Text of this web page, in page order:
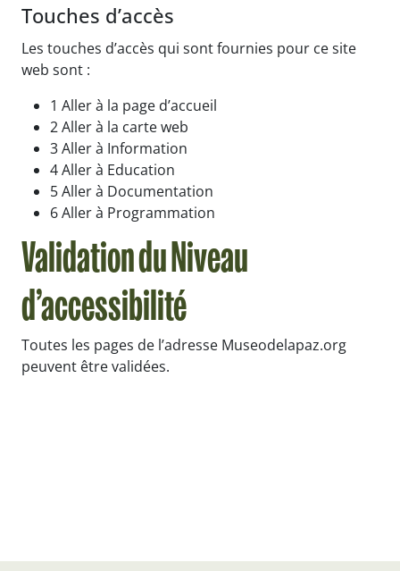
Touches d’accès
Les touches d’accès qui sont fournies pour ce site
web sont :
1 Aller à la page d’accueil
2 Aller à la carte web
3 Aller à Information
4 Aller à Education
5 Aller à Documentation
6 Aller à Programmation
Validation du Niveau
d’accessibilité
Toutes les pages de l’adresse Museodelapaz.org
peuvent être validées.